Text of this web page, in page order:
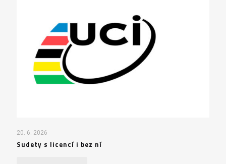
20. 6. 2026
Sudety s licencí i bez ní